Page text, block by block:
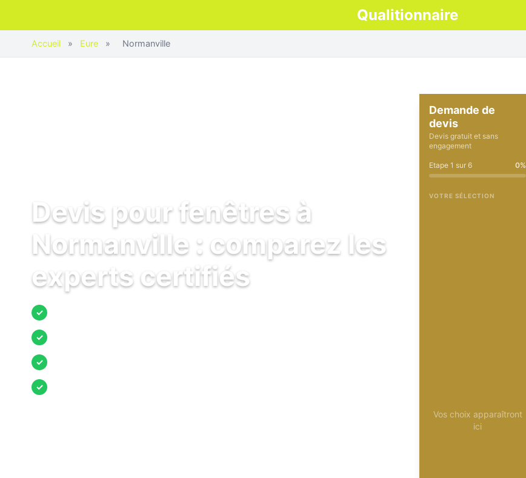
Qualitionnaire
Accueil » Eure » Normanville
Devis pour fenêtres à
Normanville : comparez les
experts certifiés
✓
✓
✓
✓
Demande de
devis
Devis gratuit et sans
engagement
Etape 1 sur 6 0%
VOTRE SÉLECTION
Vos choix apparaîtront
ici